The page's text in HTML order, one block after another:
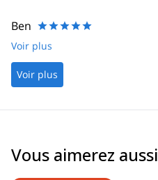
Ben
Voir plus
Voir plus
Vous aimerez aussi